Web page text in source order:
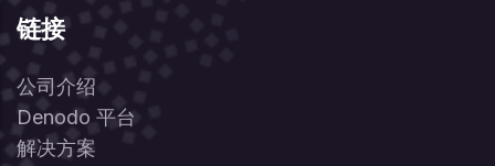
链接
公司介绍
Denodo 平台
解决方案